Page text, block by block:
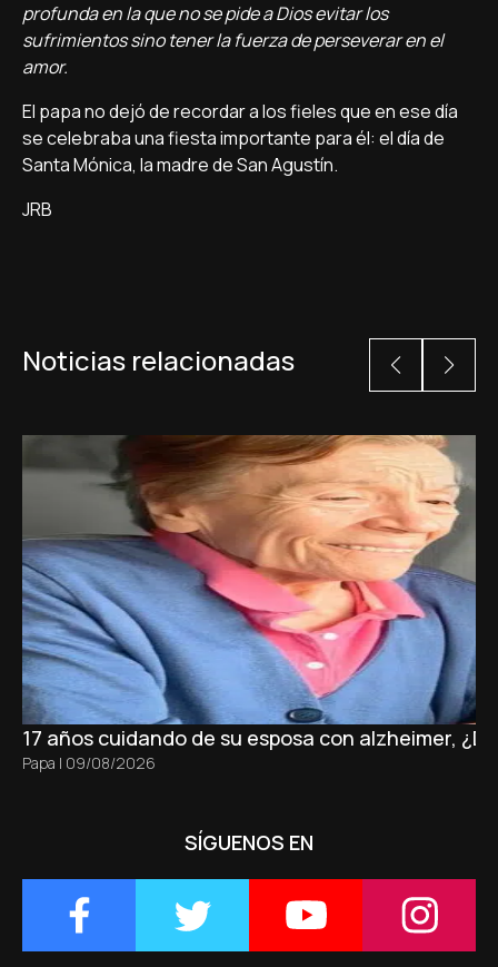
profunda en la que no se pide a Dios evitar los
sufrimientos sino tener la fuerza de perseverar en el
amor.
El papa no dejó de recordar a los fieles que en ese día
se celebraba una fiesta importante para él: el día de
Santa Mónica, la madre de San Agustín.
JRB
Noticias relacionadas
17 años cuidando de su esposa con alzheimer,
Papa | 09/08/2026
SÍGUENOS EN